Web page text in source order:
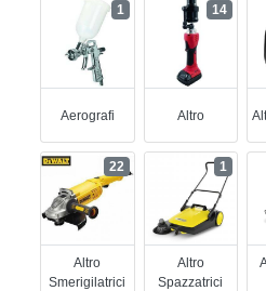
Aerografi
1
Altro
14
Altro
Smerigilatrici
22
Altro
Spazzatrici
1